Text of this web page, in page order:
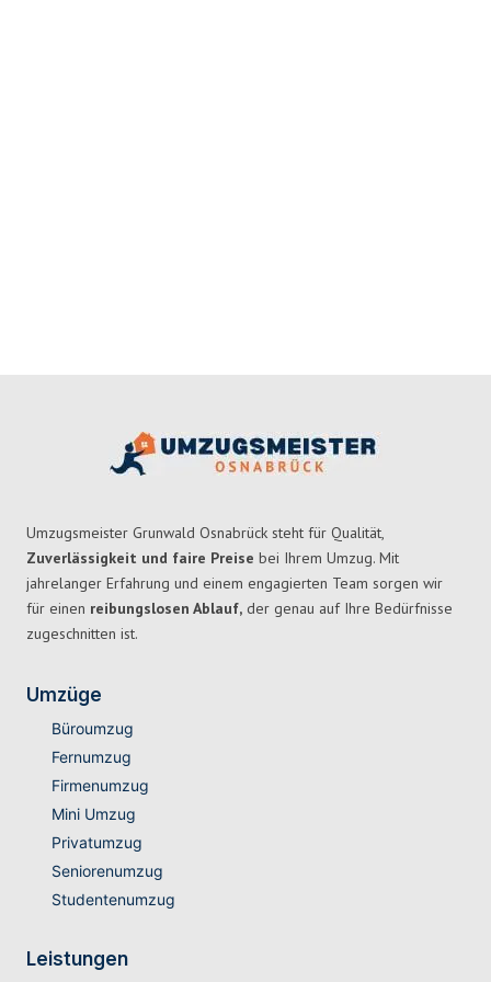
Umzugsmeister Grunwald Osnabrück steht für Qualität,
Zuverlässigkeit und faire Preise bei Ihrem Umzug. Mit
jahrelanger Erfahrung und einem engagierten Team sorgen wir
für einen reibungslosen Ablauf, der genau auf Ihre Bedürfnisse
zugeschnitten ist.
Umzüge
Büroumzug
Fernumzug
Firmenumzug
Mini Umzug
Privatumzug
Seniorenumzug
Studentenumzug
Leistungen